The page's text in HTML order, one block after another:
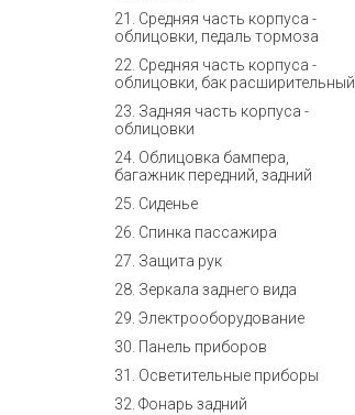
21. Средняя часть корпуса -
облицовки, педаль тормоза
22. Средняя часть корпуса -
облицовки, бак расширительный
23. Задняя часть корпуса -
облицовки
24. Облицовка бампера,
багажник передний, задний
25. Сиденье
26. Спинка пассажира
27. Защита рук
28. Зеркала заднего вида
29. Электрооборудование
30. Панель приборов
31. Oсветительные приборы
32. Фонарь задний